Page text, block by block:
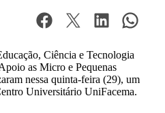
Ciência e Tecnologia
as Micro e Pequenas
nessa quinta-feira (29), um
Universitário UniFacema.